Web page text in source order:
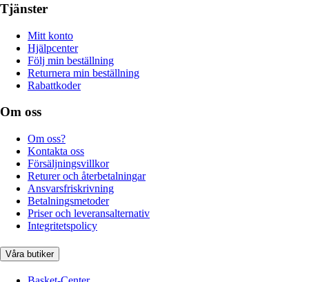
Tjänster
Mitt konto
Hjälpcenter
Följ min beställning
Returnera min beställning
Rabattkoder
Om oss
Om oss?
Kontakta oss
Försäljningsvillkor
Returer och återbetalningar
Ansvarsfriskrivning
Betalningsmetoder
Priser och leveransalternativ
Integritetspolicy
Våra butiker